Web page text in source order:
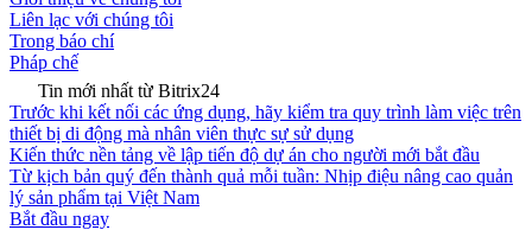
Liên lạc với chúng tôi
Trong báo chí
Pháp chế
Tin mới nhất từ Bitrix24
Trước khi kết nối các ứng dụng, hãy kiểm tra quy trình làm việc trên
thiết bị di động mà nhân viên thực sự sử dụng
Kiến thức nền tảng về lập tiến độ dự án cho người mới bắt đầu
Từ kịch bản quý đến thành quả mỗi tuần: Nhịp điệu nâng cao quản
lý sản phẩm tại Việt Nam
Bắt đầu ngay